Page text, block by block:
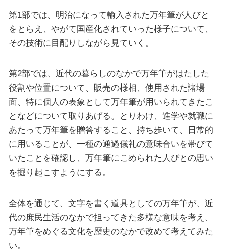
第1部では、明治になって輸入された万年筆が人びと
をとらえ、やがて国産化されていった様子について、
その技術に目配りしながら見ていく。
第2部では、近代の暮らしのなかで万年筆がはたした
役割や位置について、販売の様相、使用された諸場
面、特に個人の表象として万年筆が用いられてきたこ
となどについて取りあげる。とりわけ、進学や就職に
あたって万年筆を贈答すること、持ち歩いて、日常的
に用いることが、一種の通過儀礼の意味合いを帯びて
いたことを確認し、万年筆にこめられた人びとの思い
を掘り起こすようにする。
全体を通じて、文字を書く道具としての万年筆が、近
代の庶民生活のなかで担ってきた多様な意味を考え、
万年筆をめぐる文化を歴史のなかで改めて考えてみた
い。